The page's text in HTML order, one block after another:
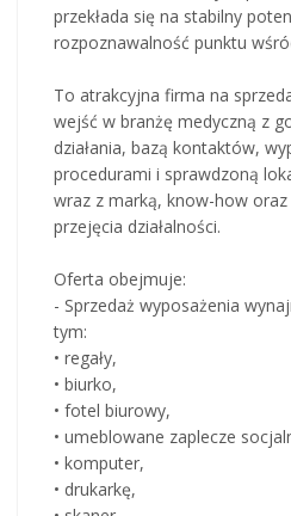
przekłada się na stabilny
rozpoznawalność punktu
To atrakcyjna firma na
wejść w branżę medyczną z
działania, bazą kontaktów,
procedurami i sprawdzoną
wraz z marką, know-how
przejęcia działalności.
Oferta obejmuje:
- Sprzedaż wyposażenia
tym:
• regały,
• biurko,
• fotel biurowy,
• umeblowane zaplecze
• komputer,
• drukarkę,